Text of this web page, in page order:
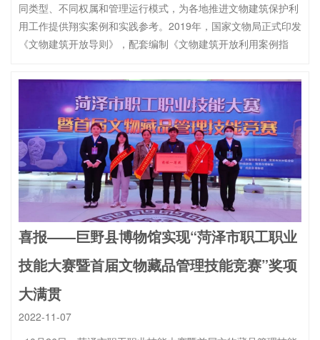
同类型、不同权属和管理运行模式，为各地推进文物建筑保护利
用工作提供翔实案例和实践参考。2019年，国家文物局正式印发
《文物建筑开放导则》，配套编制《文物建筑开放利用案例指
喜报——巨野县博物馆实现“菏泽市职工职业
技能大赛暨首届文物藏品管理技能竞赛”奖项
大满贯
2022-11-07